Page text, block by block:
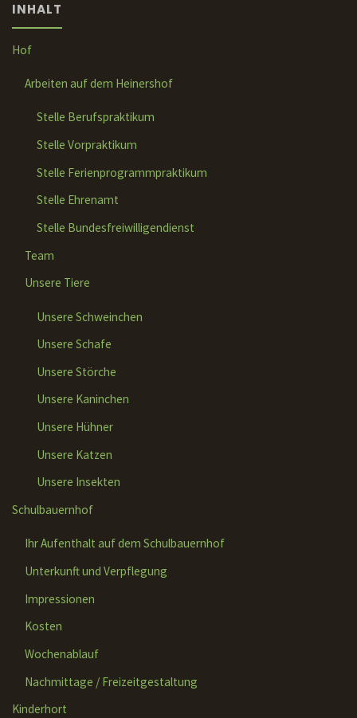
INHALT
Hof
Arbeiten auf dem Heinershof
Stelle Berufspraktikum
Stelle Vorpraktikum
Stelle Ferienprogrammpraktikum
Stelle Ehrenamt
Stelle Bundesfreiwilligendienst
Team
Unsere Tiere
Unsere Schweinchen
Unsere Schafe
Unsere Störche
Unsere Kaninchen
Unsere Hühner
Unsere Katzen
Unsere Insekten
Schulbauernhof
Ihr Aufenthalt auf dem Schulbauernhof
Unterkunft und Verpflegung
Impressionen
Kosten
Wochenablauf
Nachmittage / Freizeitgestaltung
Kinderhort